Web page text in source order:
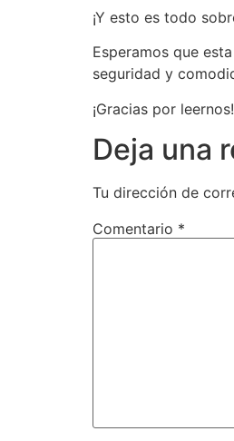
¡Y esto es todo
Esperamos que
seguridad y
¡Gracias por
Deja una
Tu dirección de
Comentario *